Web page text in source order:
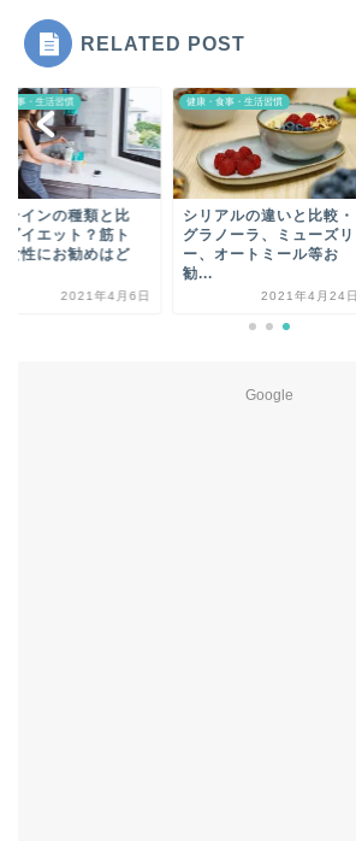
RELATED POST
食事・生活習慣
テインの種類と比
ダイエット？筋ト
女性にお勧めはど
2021年4月6日
健康・食事・生活習慣
シリアルの違いと比較・
グラノーラ、ミューズリ
ー、オートミール等お
勧...
2021年4月24日
Google